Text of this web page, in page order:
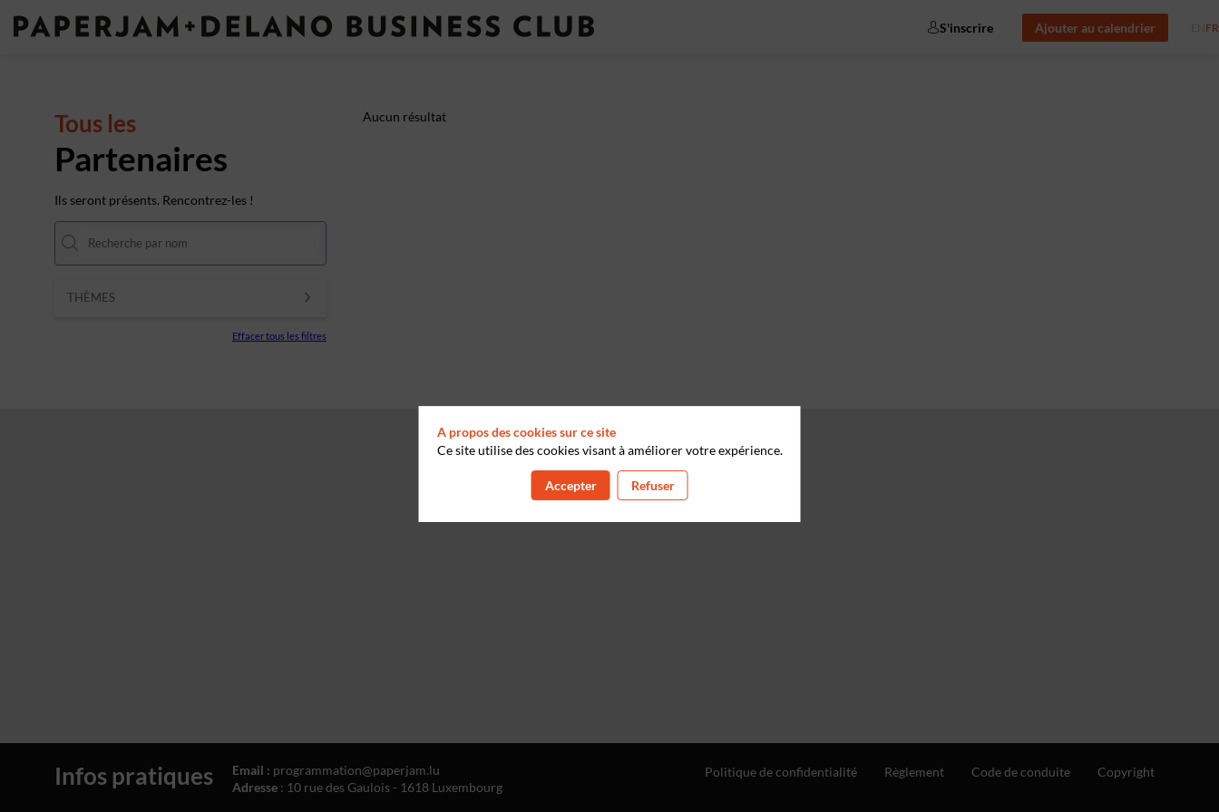
S'inscrire Ajouter au calendrier FR
Tous les
Partenaires
Ils seront présents. Rencontrez-les !
THÈMES
Effacer tous les filtres
Aucun résultat
Infos pratiques Email : programmation@paperjam.lu
Adresse : 10 rue des Gaulois - 1618 Luxembourg
Politique de confidentialité Règlement Code de conduite Copyright
A propos des cookies sur ce site
Ce site utilise des cookies visant à améliorer votre expérience.
Accepter Refuser